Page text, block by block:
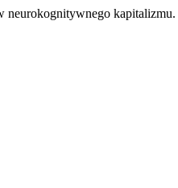
neurokognitywnego kapitalizmu.